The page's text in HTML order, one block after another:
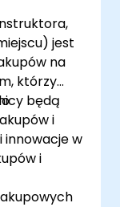
i
S/4HANA.
jest
na
którzy
i
będą
innowacje w
i